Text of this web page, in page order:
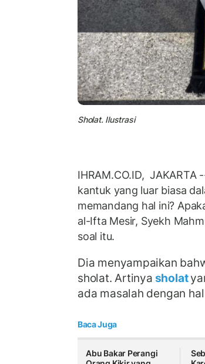
Sholat. Ilustrasi
IHRAM.CO.ID, JAKARTA
kantuk yang luar biasa
memandang hal ini?
al-Ifta Mesir, Syekh
soal itu.
Dia menyampaikan
sholat. Artinya sholat
ada masalah dengan
Baca Juga
Abu Bakar Perangi